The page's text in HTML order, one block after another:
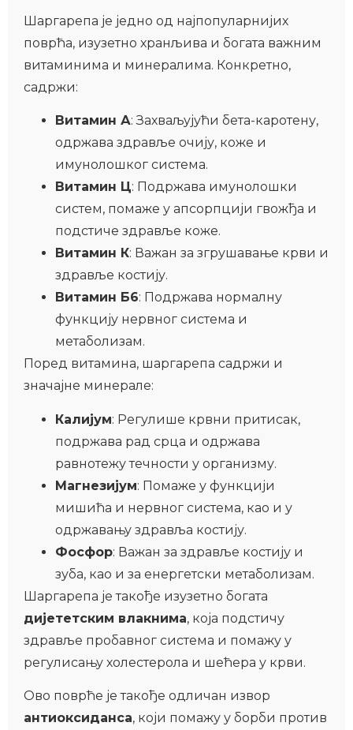
Шаргарепа је једно од најпопуларнијих
поврћа, изузетно хранљива и богата важним
витаминима и минералима. Конкретно,
садржи:
Витамин А: Захваљујући бета-каротену,
одржава здравље очију, коже и
имунолошког система.
Витамин Ц: Подржава имунолошки
систем, помаже у апсорпцији гвожђа и
подстиче здравље коже.
Витамин К: Важан за згрушавање крви и
здравље костију.
Витамин Б6: Подржава нормалну
функцију нервног система и
метаболизам.
Поред витамина, шаргарепа садржи и
значајне минерале:
Калијум: Регулише крвни притисак,
подржава рад срца и одржава
равнотежу течности у организму.
Магнезијум: Помаже у функцији
мишића и нервног система, као и у
одржавању здравља костију.
Фосфор: Важан за здравље костију и
зуба, као и за енергетски метаболизам.
Шаргарепа је такође изузетно богата
дијететским влакнима, која подстичу
здравље пробавног система и помажу у
регулисању холестерола и шећера у крви.
Ово поврће је такође одличан извор
антиоксиданса, који помажу у борби против